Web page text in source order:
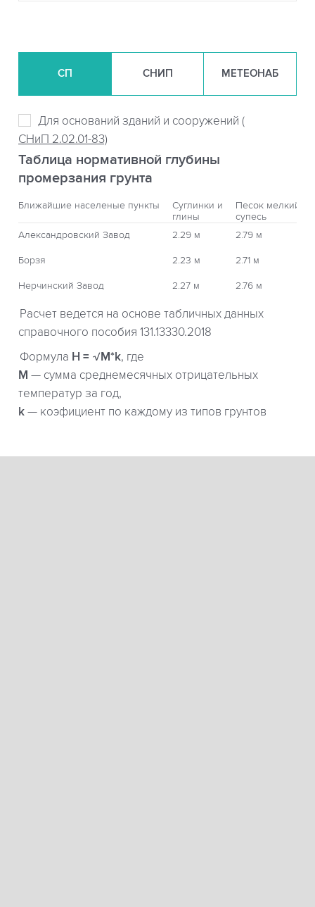
СП СНИП МЕТЕОНАБ
Для оснований зданий и сооружений (
СНиП 2.02.01-83)
Таблица нормативной глубины
промерзания грунта
Ближайшие населеные пункты
Суглинки и
глины
Песок мелкий,
супесь
Александровский Завод
2.29 м 2.79 м
Борзя 2.23 м 2.71 м
Нерчинский Завод 2.27 м 2.76 м
Расчет ведется на основе табличных данных
справочного пособия 131.13330.2018
Формула H = √M*k, где
М — сумма среднемесячных отрицательных
температур за год,
k — коэфициент по каждому из типов грунтов